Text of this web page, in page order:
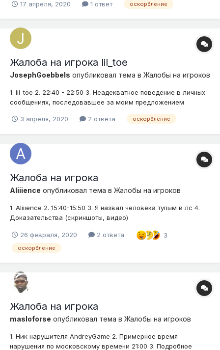
Доказательства (скриншоты, видео)
17 апреля, 2020 1 ответ оскорбление
Жалоба на игрока lil_toe
JosephGoebbels опубликовал тема в Жалобы на игроков
1. lil_toe 2. 22:40 - 22:50 3. Неадекватное поведение в личных
сообщениях, последовавшее за моим предложением
3 апреля, 2020
2 ответа оскорбление
Жалоба на игрока
Aliiience опубликовал тема в Жалобы на игроков
1. Aliiience 2. 15:40-15:50 3. Я назвал человека тупым в лс 4.
Доказательства (скриншоты, видео)
26 февраля, 2020 2 ответа 3
оскорбление
Жалоба на игрока
masloforse опубликовал тема в Жалобы на игроков
1. Ник нарушителя AndreyGame 2. Примерное время
нарушения по московскому времени 21:00 3. Подробное